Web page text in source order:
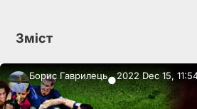
Зміст
Борис Гаврилець●2022 Dec 15,